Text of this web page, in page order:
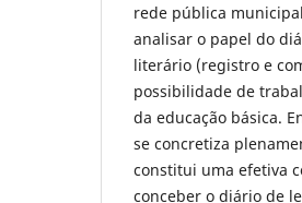
rede pública
analisar o papel do
literário (registro e
possibilidade de
da educação básica.
se concretiza
constitui uma efetiva
conceber o diário de